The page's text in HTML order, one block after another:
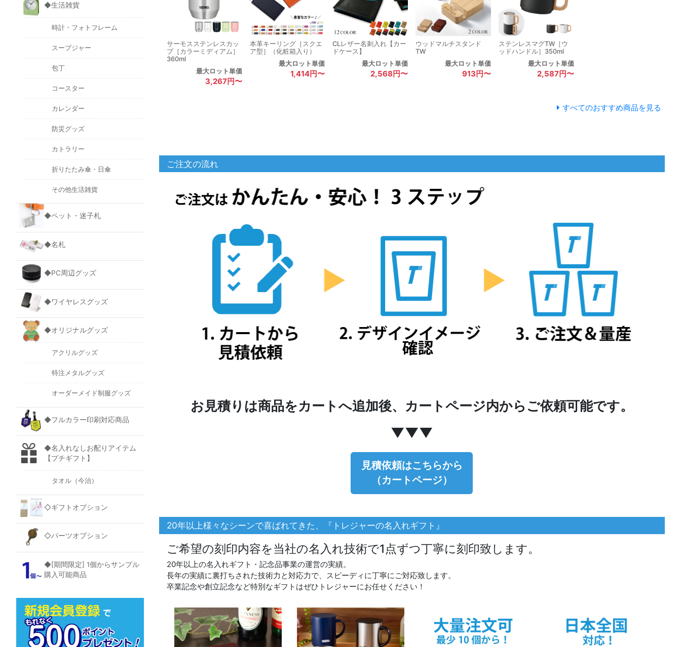
サーモスステンレスカッ
プ［カラーミディアム］
360ml
最大ロット単価
3,267円〜
本革キーリング［スクエ
ア型］（化粧箱入り）
最大ロット単価
1,414円〜
CLレザー名刺入れ【カー
ドケース】
最大ロット単価
2,568円〜
ウッドマルチスタンド
TW
最大ロット単価
913円〜
ステンレスマグTW［ウ
ッドハンドル］350ml
最大ロット単価
2,587円〜
すべてのおすすめ商品を見る
ご注文の流れ
お見積りは商品をカートへ追加後、カートページ内からご依頼可能です。
▼▼▼
見積依頼はこちらから
（カートページ）
20年以上様々なシーンで喜ばれてきた、『トレジャーの名入れギフト』
ご希望の刻印内容を当社の名入れ技術で1点ずつ丁寧に刻印致します。
20年以上の名入れギフト・記念品事業の運営の実績。
長年の実績に裏打ちされた技術力と対応力で、スピーディに丁寧にご対応致します。
卒業記念や創立記念など特別なギフトはぜひトレジャーにお任せください！
◆生活雑貨
時計・フォトフレーム
スープジャー
包丁
コースター
カレンダー
防災グッズ
カトラリー
折りたたみ傘・日傘
その他生活雑貨
◆ペット・迷子札
◆名札
◆PC周辺グッズ
◆ワイヤレスグッズ
◆オリジナルグッズ
アクリルグッズ
特注メタルグッズ
オーダーメイド制服グッズ
◆フルカラー印刷対応商品
◆名入れなしお配りアイテム
【プチギフト】
タオル（今治）
◇ギフトオプション
◇パーツオプション
◆[期間限定] 1個からサンプル
購入可能商品